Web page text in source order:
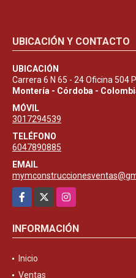
UBICACIÓN Y CONTACTO
UBICACIÓN
Carrera 6 N 65 - 24 Oficina 504
Montería - Córdoba -
MÓVIL
3017294539
TELÉFONO
6047890885
EMAIL
Facebook
Instagram
INFORMACIÓN
Inicio
Ventas